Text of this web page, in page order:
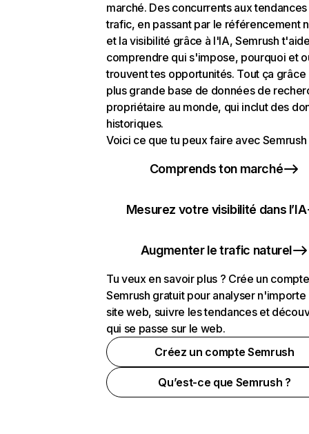
marché. Des concurrents aux
trafic, en passant par le référencement
et la visibilité grâce à l'IA, Semrush
comprendre qui s'impose, pourquoi et
trouvent tes opportunités. Tout ça grâce
plus grande base de données de
propriétaire au monde, qui inclut des
historiques.
Voici ce que tu peux faire avec Semrush
Comprends ton marché
Mesurez votre visibilité dans l’IA
Augmenter le trafic naturel
Tu veux en savoir plus ? Crée un compte
Semrush gratuit pour analyser n'importe
site web, suivre les tendances et
qui se passe sur le web.
Créez un compte Semrush
Qu’est-ce que Semrush ?